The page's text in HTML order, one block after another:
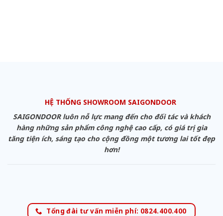
HỆ THỐNG SHOWROOM SAIGONDOOR
SAIGONDOOR luôn nỗ lực mang đến cho đối tác và khách
hàng những sản phẩm công nghệ cao cấp, có giá trị gia
tăng tiện ích, sáng tạo cho cộng đồng một tương lai tốt đẹp
hơn!
Tổng đài tư vấn miễn phí: 0824.400.400